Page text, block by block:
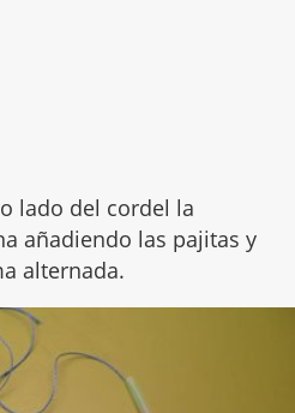
lado del cordel la
añadiendo las pajitas y
alternada.